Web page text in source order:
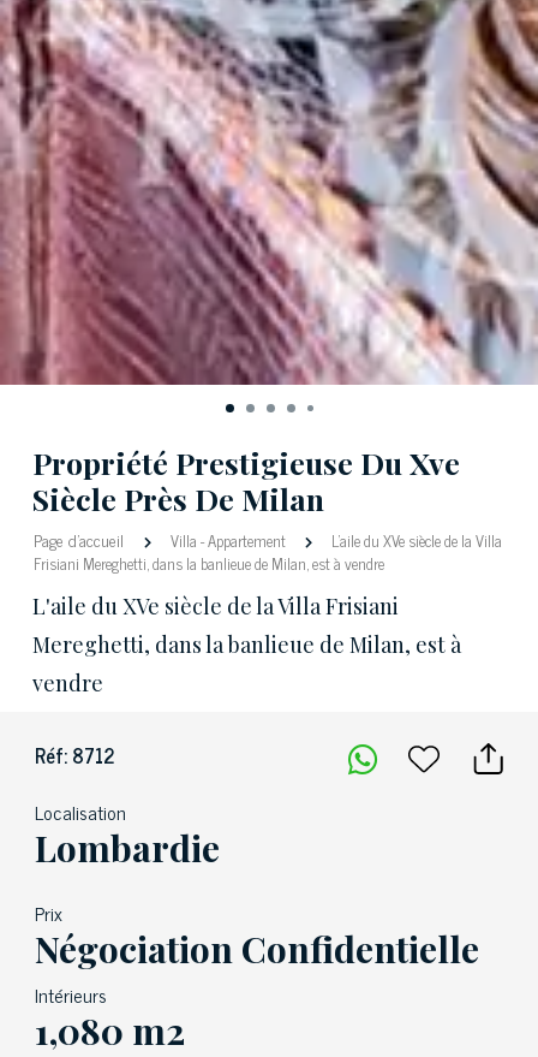
Propriété Prestigieuse Du Xve
Siècle Près De Milan
Page d'accueil Villa-Appartement
L'aile du XVe siècle de la Villa
Frisiani Mereghetti, dans la banlieue de Milan, est à vendre
L'aile du XVe siècle de la Villa Frisiani
Mereghetti, dans la banlieue de Milan, est à
vendre
Réf: 8712
Localisation
Lombardie
Prix
Négociation Confidentielle
Intérieurs
1,080 m2